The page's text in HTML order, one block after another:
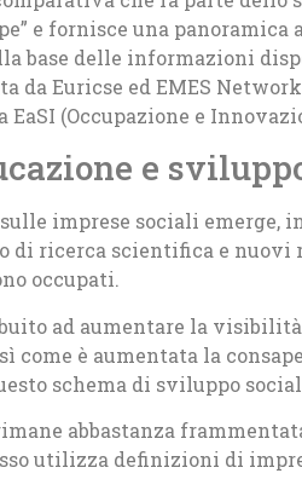
e fornisce una
base delle informazioni
da Euricse ed EMES
EaSI (Occupazione e
e
imprese sociali emerge,
di ricerca scientifica e
occupati.
ad aumentare la
come è aumentata la
schema di sviluppo
abbastanza
utilizza definizioni di